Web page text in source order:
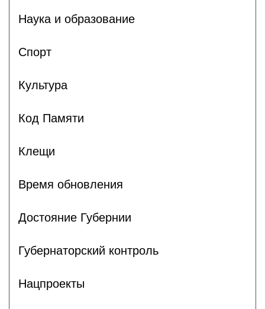
Наука и образование
Спорт
Культура
Код Памяти
Клещи
Время обновления
Достояние Губернии
Губернаторский контроль
Нацпроекты